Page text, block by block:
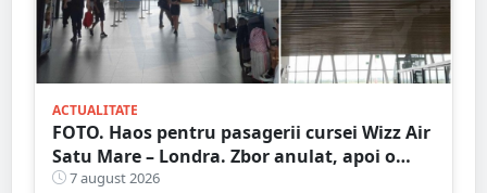
ACTUALITATE
FOTO. Haos pentru pasagerii cursei Wizz Air
Satu Mare – Londra. Zbor anulat, apoi o
nouă întârziere. Fără explicații clare
7 august 2026